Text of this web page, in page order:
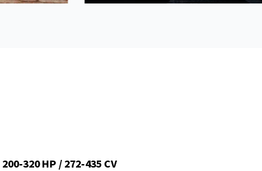
200-320 HP / 272-435 CV